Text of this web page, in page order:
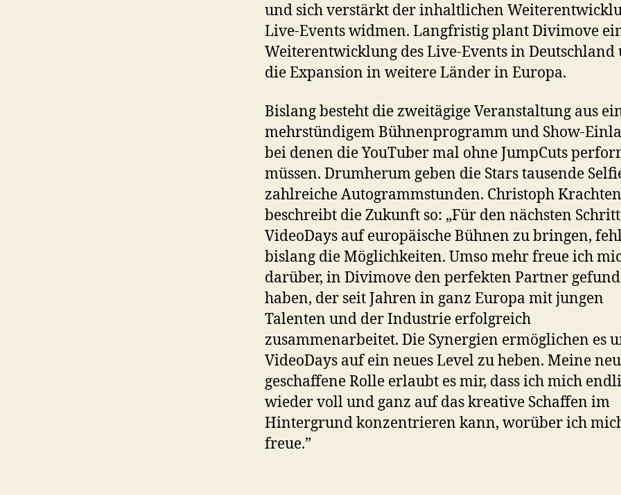
und sich verstärkt der inhaltlichen
Live-Events widmen. Langfristig plant Divimove
Weiterentwicklung des Live-Events in Deutschland
die Expansion in weitere Länder in Europa.
Bislang besteht die zweitägige Veranstaltung aus
mehrstündigem Bühnenprogramm und Show-
bei denen die YouTuber mal ohne JumpCuts
müssen. Drumherum geben die Stars tausende
zahlreiche Autogrammstunden. Christoph Krachten
beschreibt die Zukunft so: „Für den nächsten
VideoDays auf europäische Bühnen zu bringen,
bislang die Möglichkeiten. Umso mehr freue ich
darüber, in Divimove den perfekten Partner
haben, der seit Jahren in ganz Europa mit jungen
Talenten und der Industrie erfolgreich
zusammenarbeitet. Die Synergien ermöglichen es
VideoDays auf ein neues Level zu heben. Meine neu
geschaffene Rolle erlaubt es mir, dass ich mich
wieder voll und ganz auf das kreative Schaffen im
Hintergrund konzentrieren kann, worüber ich
freue.”